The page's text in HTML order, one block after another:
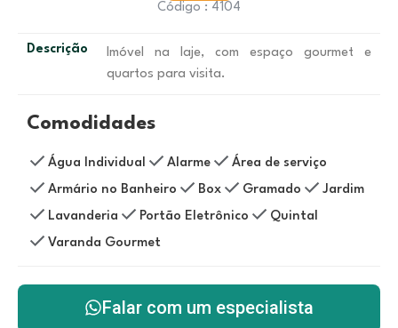
Código : 4104
Descrição
Imóvel na laje, com espaço gourmet e
quartos para visita.
Comodidades
Água Individual Alarme
Área de serviço
Armário no Banheiro
Box Gramado
Jardim
Lavanderia
Portão Eletrônico
Quintal
Varanda Gourmet
Falar com um especialista